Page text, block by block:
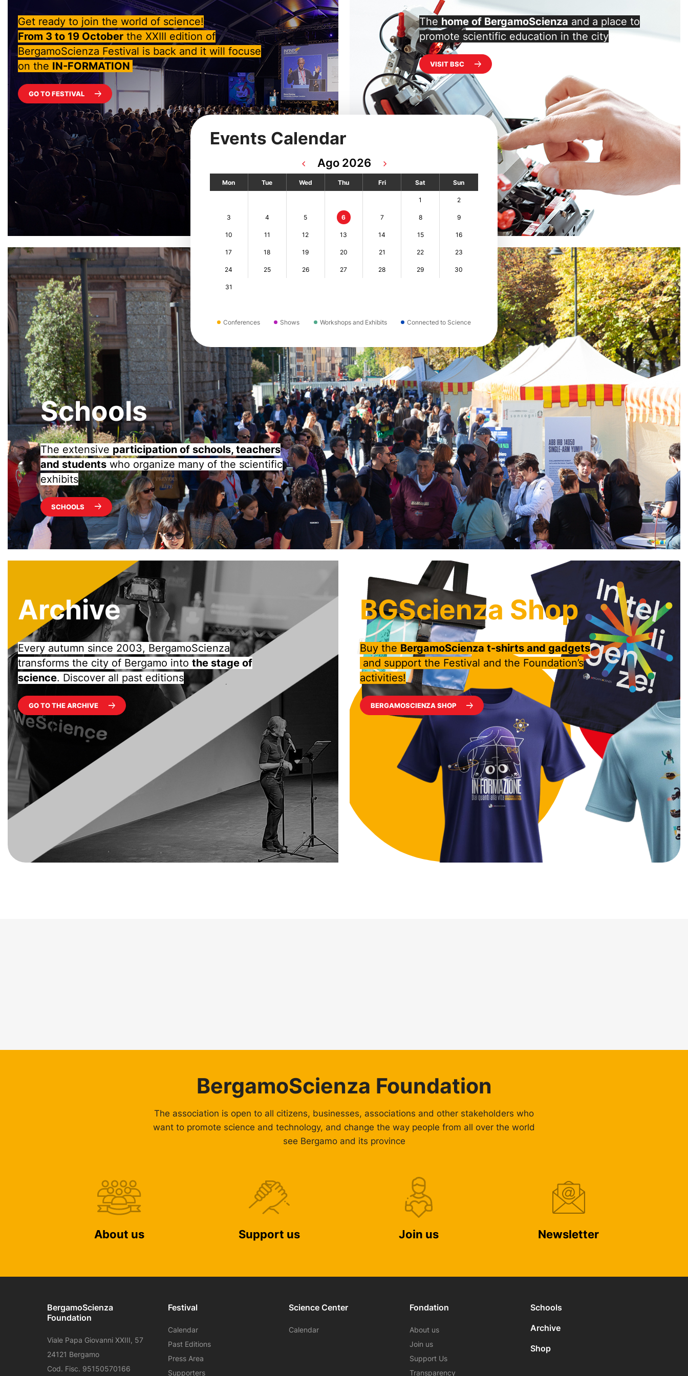
Get ready to join the world of science!
From 3 to 19 October the XXIII edition of
BergamoScienza Festival is back and it will focuse
on the IN-FORMATION ‎
GO TO FESTIVAL
The home of BergamoScienza and a place to
promote scientific education in the city
VISIT BSC
Schools
The extensive participation of schools, teachers
and studentswho organize many of the scientific
exhibits
SCHOOLS
Archive
Every autumn since 2003, BergamoScienza
transforms the city of Bergamo into the stage of
science. Discover all past editions
GO TO THE ARCHIVE
BGScienza Shop
Buy the BergamoScienza t-shirts and gadgets
and support the Festival and the Foundation’s
activities!
BERGAMOSCIENZA SHOP
Events Calendar
Ago 2026
Mon Tue Wed Thu Fri Sat Sun
1 2
3 4 5 6 7 8 9
10 11 12 13 14 15 16
17 18 19 20 21 22 23
24 25 26 27 28 29 30
31
Conferences Shows Workshops and Exhibits Connected to Science
BergamoScienza Foundation
The association is open to all citizens, businesses, associations and other stakeholders who
want to promote science and technology, and change the way people from all over the world
see Bergamo and its province
About us Support us Join us Newsletter
BergamoScienza
Foundation
Viale Papa Giovanni XXIII, 57
24121 Bergamo
Cod. Fisc. 95150570166
Festival
Calendar
Past Editions
Press Area
Supporters
Science Center
Calendar
Fondation
About us
Join us
Support Us
Transparency
Schools
Archive
Shop